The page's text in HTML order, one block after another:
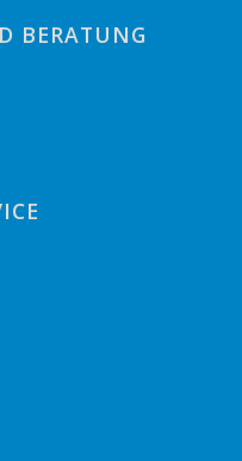
BERATUNG